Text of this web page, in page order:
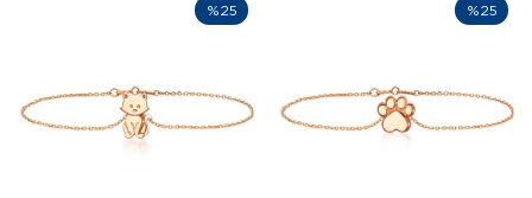
%25 %25